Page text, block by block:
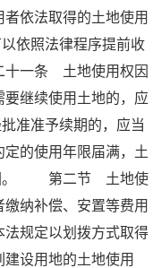
依法取得的土地使用
依照法律程序提前收
十一条 土地使用权因
继续使用土地的，应
准准予续期的，应当
的使用年限届满，土
回。 第二节 土地使
纳补偿、安置等费用
规定以划拨方式取得
设用地的土地使用